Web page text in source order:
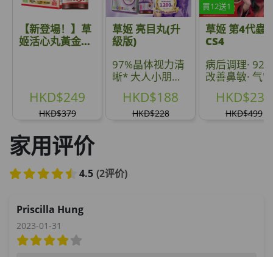
理膚泉 無香大哥大防曬 50ml (2027年4
月)
此商品最多可加购1件
HKD$88 加入购物车
Round Lab 白樺樹水份防曬霜 50ml
(到期日2027年2月)
此商品最多可加购1件
HKD$85
【新登場！】草
姬活心丸黃金升
HKD$249
HKD$379
草姬 亮目丸(升
級版)
97%晶体视力清
晰* 大人小朋友
HKD$188
HKD$228
買12送1
草姬 第4代蟲
CS4
病后调理· 92%
改善鼻敏· 气管
HKD$239
HKD$499
家用评价
4.5 (2评价)
Priscilla Hung
2023-01-31